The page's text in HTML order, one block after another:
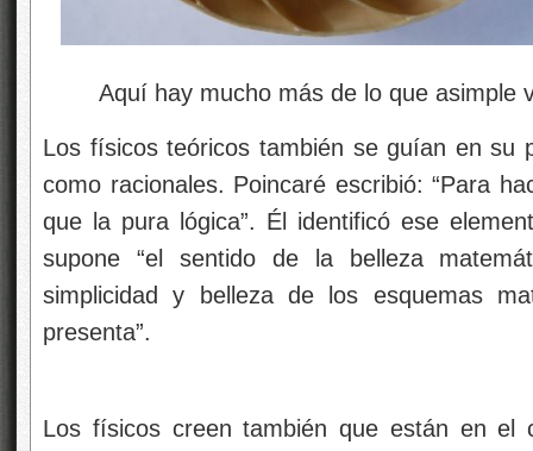
Aquí hay mucho más de lo que asimple
Los físicos teóricos también se guían en su
como racionales. Poincaré escribió: “Para
que la pura lógica”. Él identificó ese
supone “el sentido de la belleza
simplicidad y belleza de los esquemas
presenta”.
Los físicos creen también que están en el